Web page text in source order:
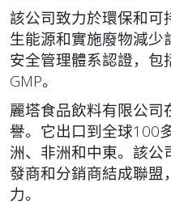
該公司致力於環保和可
生能源和實施廢物減少
安全管理體系認證，包
GMP。
麗塔食品飲料有限公司
譽。它出口到全球100
洲、非洲和中東。該公
發商和分銷商結成聯盟
力。